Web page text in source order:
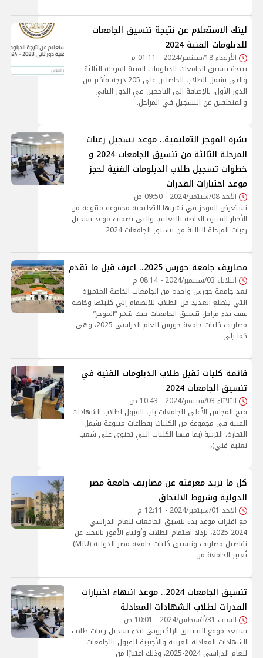
لينك الاستعلام عن نتيجة تنسيق الجامعات
للدبلومات الفنية 2024
الأربعاء 18/سبتمبر/2024 - 01:11 م
نتيجة تنسيق الجامعات الدبلومات الفنية المرحلة الثالثة
والتي تشمل الطلاب الحاصلين على 205 درجة فأكثر من
الدور الأول، بالإضافة إلى الناجحين في الدور الثاني
والمتخلفين عن التسجيل في المراحل.
نشرة الموجز التعليمية.. موعد تسجيل رغبات
المرحلة الثالثة من تنسيق الجامعات 2024 و
خطوات تسجيل طلاب الدبلومات الفنية لحجز
موعد اختبارات القدرات
الأحد 08/سبتمبر/2024 - 09:50 ص
تستعرض الموجز في نشرتها التعليمية مجموعة متنوعة من
الأخبار المثيرة الخاصة بالتعليم، والتي تضمنت موعد تسجيل
رغبات المرحلة الثالثة من تنسيق الجامعات 2024
مصاريف جامعة حورس 2025.. اعرف قبل ما تقدم
الثلاثاء 03/سبتمبر/2024 - 08:14 م
تعد جامعة حورس واحدة من الجامعات الخاصة المتميزة
التي يتطلع العديد من الطلاب للانضمام إلي كليتها وخاصة
عقب بدء مراحل تنسيق الجامعات حيث تنشر “الموجز”
مصاريف كليات جامعة حورس للعام الدراسي 2025، وهي
كما يلي:
قائمة كليات تقبل طلاب الدبلومات الفنية في
تنسيق الجامعات 2024
الثلاثاء 03/سبتمبر/2024 - 10:43 ص
فتح المجلس الأعلى للجامعات باب القبول لطلاب الشهادات
الفنية في مجموعة من الكليات بقطاعات متنوعة تشمل:
التجارة، التربية (بما فيها الكليات التي تحتوي على شعب
تعليم فني)،
كل ما تريد معرفته عن مصاريف جامعة مصر
الدولية وشروط الالتحاق
الأحد 01/سبتمبر/2024 - 12:11 م
مع اقتراب موعد بدء تنسيق الجامعات للعام الدراسي
2024-2025، يزداد اهتمام الطلاب وأولياء الأمور بالبحث عن
تفاصيل مصاريف وتنسيق كليات جامعة مصر الدولية (MIU).
تُعتبر الجامعة من
تنسيق الجامعات 2024.. موعد انتهاء اختبارات
القدرات لطلاب الشهادات المعادلة
السبت 31/أغسطس/2024 - 10:01 ص
يستعد موقع التنسيق الإلكتروني لبدء تسجيل رغبات طلاب
الشهادات المعادلة العربية والأجنبية للقبول بالجامعات
للعام الدراسي 2024-2025، وذلك اعتبارًا من